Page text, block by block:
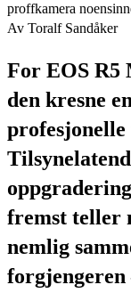
proffkamera
Av Toralf Sandåker
For EOS R5
den kresne
profesjonelle
fremst teller
nemlig